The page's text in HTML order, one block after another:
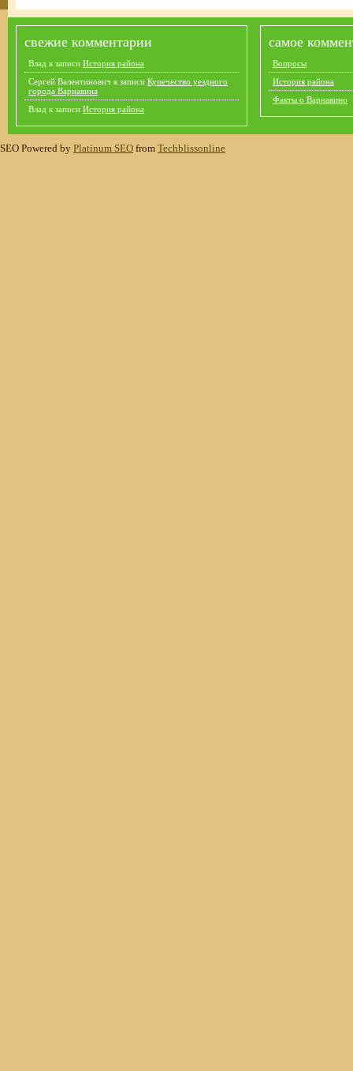
свежие комментарии
Влад к записи История района
Сергей Валентинович к записи Купечество уездного
города Варнавина
Влад к записи История района
самое
Вопросы
История района
Факты о Варнавино
SEO Powered by Platinum SEO from Techblissonline